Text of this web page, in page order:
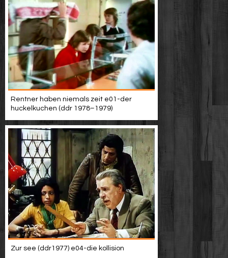
Rentner haben niemals zeit e01-der
huckelkuchen (ddr 1978–1979)
Zur see (ddr1977) e04-die kollision